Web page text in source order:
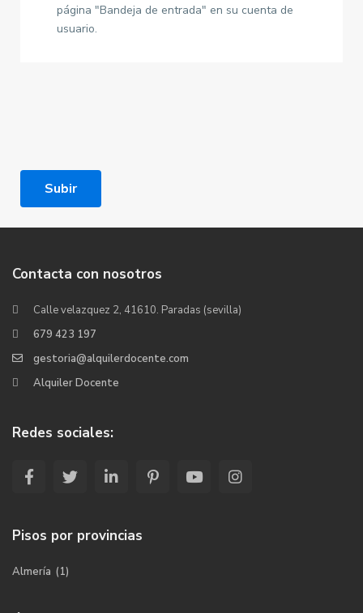
página "Bandeja de entrada" en su cuenta de
usuario.
Subir
Contacta con nosotros
Calle velazquez 2, 41610. Paradas (sevilla)
679 423 197
gestoria@alquilerdocente.com
Alquiler Docente
Redes sociales:
Pisos por provincias
Almería (1)